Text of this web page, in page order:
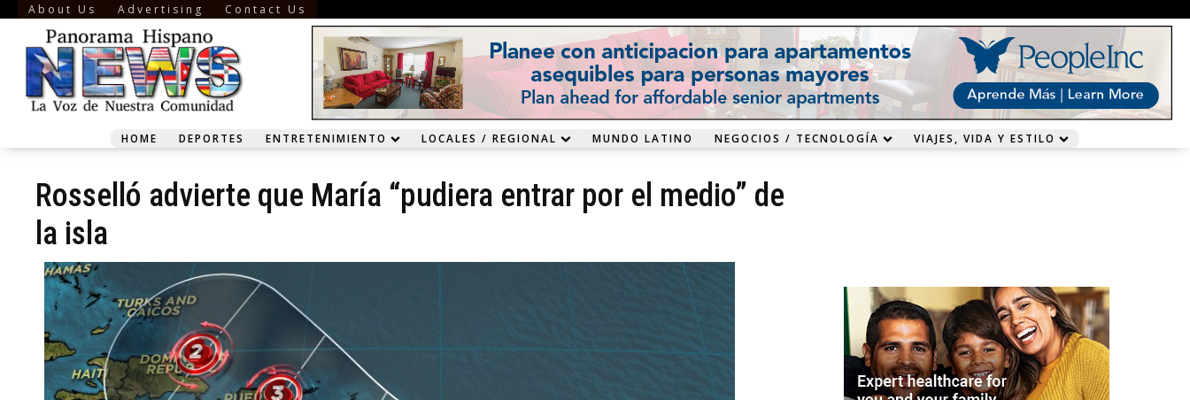
About Us Advertising Contact Us
HOME DEPORTES ENTRETENIMIENTO LOCALES / REGIONAL MUNDO LATINO NEGOCIOS / TECNOLOGÍA VIAJES, VIDA Y ESTILO
Rosselló advierte que María “pudiera entrar por el medio” de
la isla